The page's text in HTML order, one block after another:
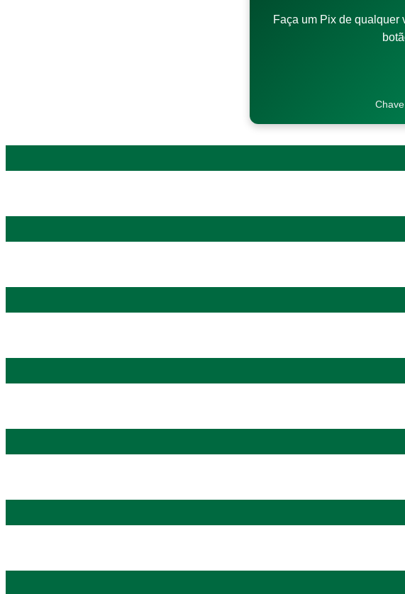
Faça um Pix de qualquer